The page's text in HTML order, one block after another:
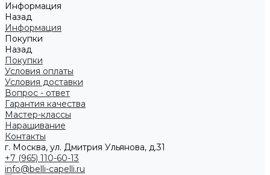
Информация
Назад
Информация
Покупки
Назад
Покупки
Условия оплаты
Условия доставки
Вопрос - ответ
Гарантия качества
Мастер-классы
Наращивание
Контакты
г. Москва, ул. Дмитрия Ульянова, д.31
+7 (965) 110-60-13
info@belli-capelli.ru